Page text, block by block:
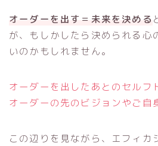
オーダーを出す＝未来を決める
が、もしかしたら決められる心
いのかもしれません。
オーダーを出したあとのセルフ
オーダーの先のビジョンやご自
この辺りを見ながら、エフィカ